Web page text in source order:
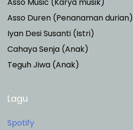
Asso Music (Karya musik)
Asso Duren (Penanaman durian)
Iyan Desi Susanti (Istri)
Cahaya Senja (Anak)
Teguh Jiwa (Anak)
Lagu
Spotify